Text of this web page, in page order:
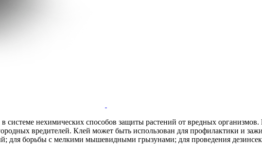
системе нехимических способов защиты растений от вредных
вредителей. Клей может быть использован для профилактики и
для борьбы с мелкими мышевидными грызунами; для проведения